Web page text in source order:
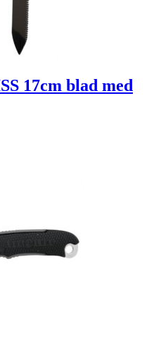
17cm blad med